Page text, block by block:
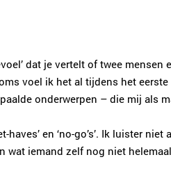
dat je vertelt of twee
voel ik het al tijdens het
onderwerpen – die mij als
en ‘no-go’s’. Ik luister
wat iemand zelf nog niet